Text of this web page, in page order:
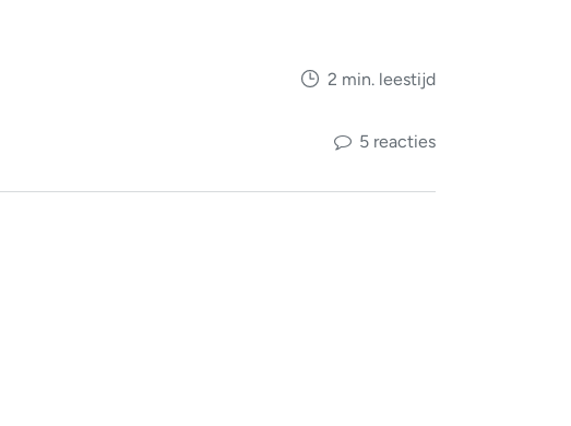
2 min. leestijd
5 reacties